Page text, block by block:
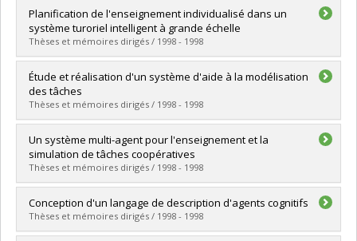
Graduate :Martin, Louis
Cycle :Master's
Grade :M. Sc.
Lien vers le document dans Papyrus
Planification de l'enseignement individualisé dans un
système turoriel intelligent à grande échelle
Thèses et mémoires dirigés / 1998 - 1998
Graduate :Lê, Tang-Ho
Cycle :Doctoral
Grade :Ph. D.
Lien vers le document dans Papyrus
Étude et réalisation d'un système d'aide à la modélisation
des tâches
Thèses et mémoires dirigés / 1998 - 1998
Graduate : Lupascu, Daniela Suzana
Cycle :Master's
Grade :M. Sc.
Lien vers le document dans Papyrus
Un système multi-agent pour l'enseignement et la
simulation de tâches coopératives
Thèses et mémoires dirigés / 1998 - 1998
Graduate : Tadié Guepfu, Serge
Cycle : Doctoral
Grade :Ph. D.
Conception d'un langage de description d'agents cognitifs
Thèses et mémoires dirigés / 1998 - 1998